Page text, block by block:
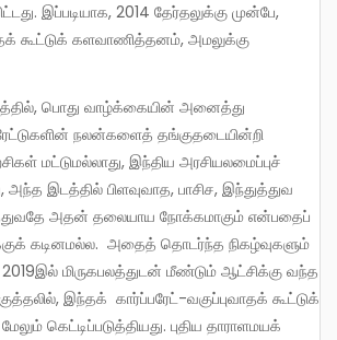
இப்படியாக, 2014 தேர்தலுக்கு முன்பே,
கூட்டுக் களவாணித்தனம், அமலுக்கு
நலன்களைத் தங்குதடையின்றி
மட்டுமல்லாது, இந்திய அரசியலமைப்புச்
இடத்தில் பிளவுவாத, பாசிச, இந்துத்துவ
அதன் தலையாய நோக்கமாகும் என்பதைப்
கடினமல்ல. அதைத் தொடர்ந்த நிகழ்வுகளும்
மிருகபலத்துடன் மீண்டும் ஆட்சிக்கு வந்த
இந்தக் கார்ப்பரேட்-வகுப்புவாதக் கூட்டுக்
கெட்டிப்படுத்தியது. புதிய தாராளமயக்